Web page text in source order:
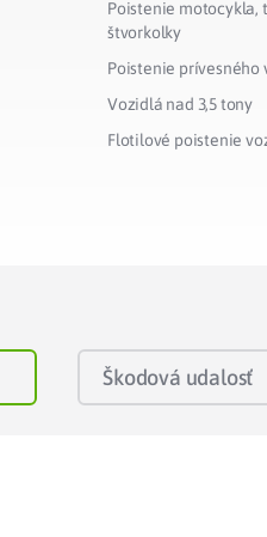
Poistenie motocykla,
štvorkolky
Poistenie prívesného
Vozidlá nad 3,5 tony
Flotilové poistenie
Škodová udalosť